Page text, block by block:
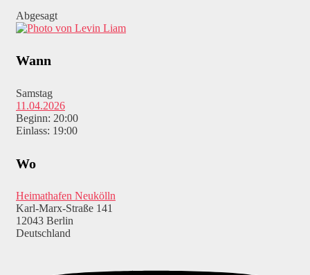
Abgesagt
Wann
Samstag
11.04.2026
Beginn: 20:00
Einlass: 19:00
Wo
Heimathafen Neukölln
Karl-Marx-Straße 141
12043 Berlin
Deutschland